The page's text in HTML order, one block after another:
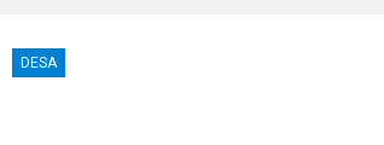
DESA